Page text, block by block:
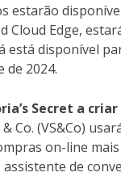
estarão
Cloud Edge,
está disponível
de 2024.
Secret a
& Co. (VS&Co)
on-line
de